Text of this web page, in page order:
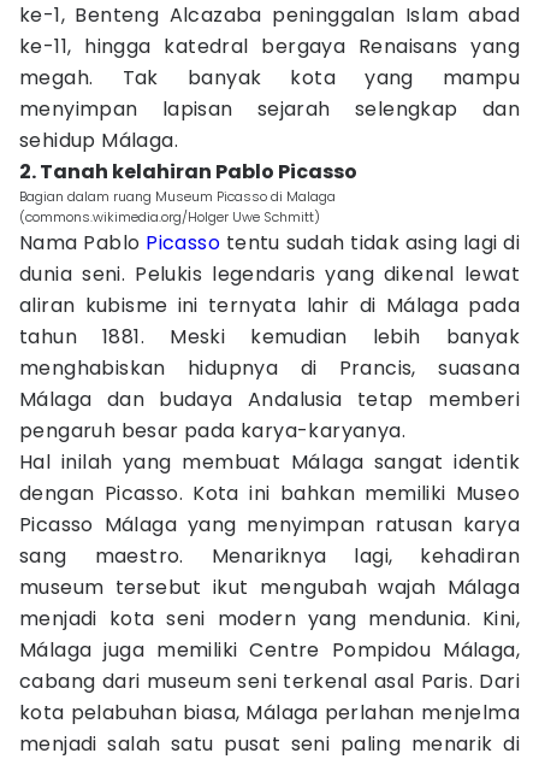
ke-1, Benteng Alcazaba peninggalan Islam abad
ke-11, hingga katedral bergaya Renaisans yang
megah. Tak banyak kota yang mampu
menyimpan lapisan sejarah selengkap dan
sehidup Málaga.
2. Tanah kelahiran Pablo Picasso
Bagian dalam ruang Museum Picasso di Malaga
(commons.wikimedia.org/Holger Uwe Schmitt)
Nama Pablo Picassotentu sudah tidak asing lagi di
dunia seni. Pelukis legendaris yang dikenal lewat
aliran kubisme ini ternyata lahir di Málaga pada
tahun 1881. Meski kemudian lebih banyak
menghabiskan hidupnya di Prancis, suasana
Málaga dan budaya Andalusia tetap memberi
pengaruh besar pada karya-karyanya.
Hal inilah yang membuat Málaga sangat identik
dengan Picasso. Kota ini bahkan memiliki Museo
Picasso Málaga yang menyimpan ratusan karya
sang maestro. Menariknya lagi, kehadiran
museum tersebut ikut mengubah wajah Málaga
menjadi kota seni modern yang mendunia. Kini,
Málaga juga memiliki Centre Pompidou Málaga,
cabang dari museum seni terkenal asal Paris. Dari
kota pelabuhan biasa, Málaga perlahan menjelma
menjadi salah satu pusat seni paling menarik di